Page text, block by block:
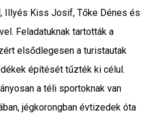
Illyés Kiss Josif, Tőke Dénes és
Feladatuknak tartották a
elsődlegesen a turistautak
építését tűzték ki célul.
a téli sportoknak van
jégkorongban évtizedek óta